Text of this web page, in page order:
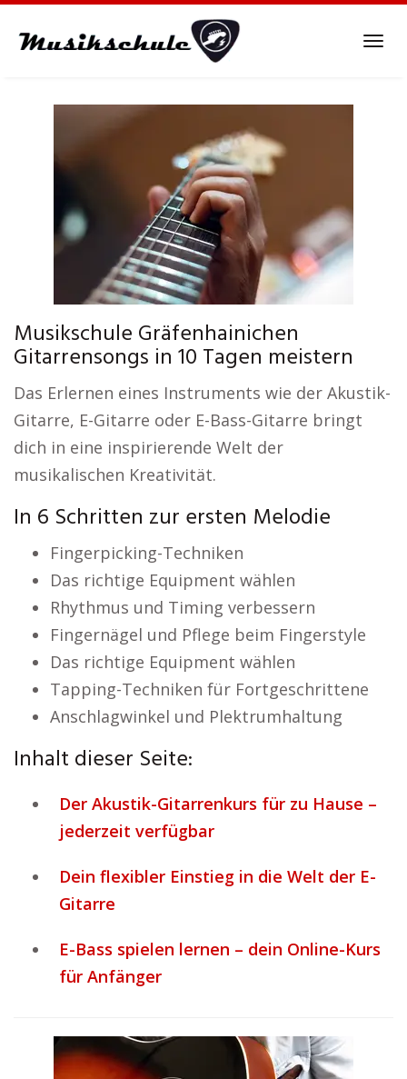
Musikschule Gräfenhainichen
Gitarrensongs in 10 Tagen meistern
Das Erlernen eines Instruments wie der Akustik-
Gitarre, E-Gitarre oder E-Bass-Gitarre bringt
dich in eine inspirierende Welt der
musikalischen Kreativität.
In 6 Schritten zur ersten Melodie
Fingerpicking-Techniken
Das richtige Equipment wählen
Rhythmus und Timing verbessern
Fingernägel und Pflege beim Fingerstyle
Das richtige Equipment wählen
Tapping-Techniken für Fortgeschrittene
Anschlagwinkel und Plektrumhaltung
Inhalt dieser Seite:
Der Akustik-Gitarrenkurs für zu Hause –
jederzeit verfügbar
Dein flexibler Einstieg in die Welt der E-
Gitarre
E-Bass spielen lernen – dein Online-Kurs
für Anfänger